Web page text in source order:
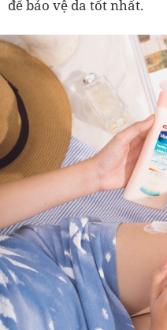
để bảo vệ da tốt nhất.